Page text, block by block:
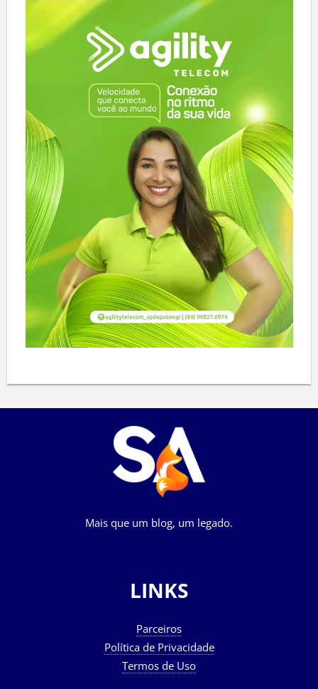
Mais que um blog, um legado.
LINKS
Parceiros
Política de Privacidade
Termos de Uso